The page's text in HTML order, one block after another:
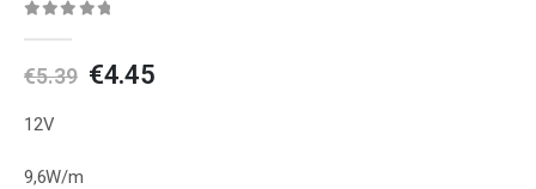
€5.39 Original
€4.45Current
12V
9,6W/m